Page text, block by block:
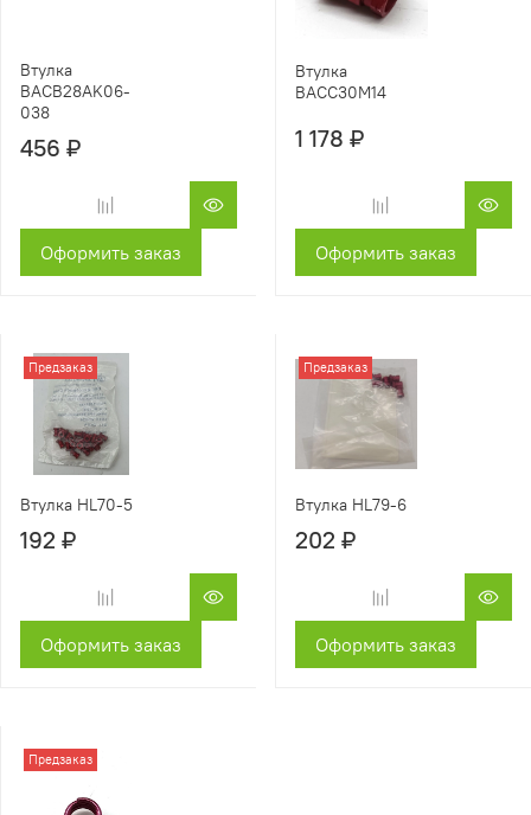
Втулка
BACB28AK06-
038
456 ₽
Оформить заказ
Втулка
BACC30M14
1 178 ₽
Оформить заказ
Предзаказ
Втулка HL70-5
192 ₽
Оформить заказ
Предзаказ
Втулка HL79-6
202 ₽
Оформить заказ
Предзаказ